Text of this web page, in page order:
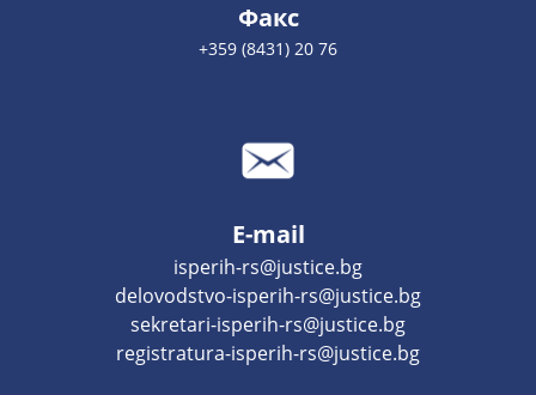
Факс
+359 (8431) 20 76
E-mail
isperih-rs@justice.bg
delovodstvo-isperih-rs@justice.bg
sekretari-isperih-rs@justice.bg
registratura-isperih-rs@justice.bg